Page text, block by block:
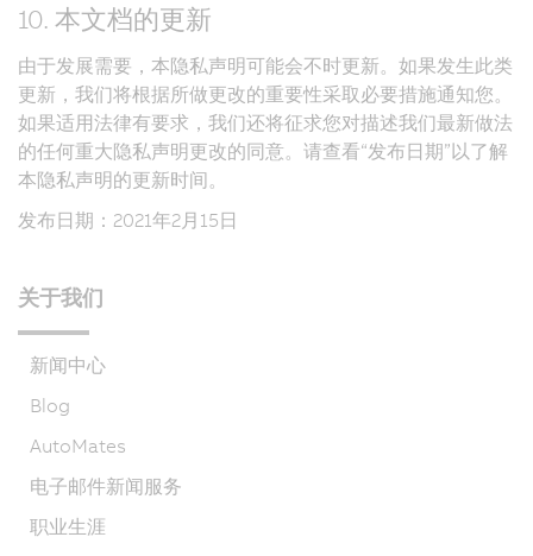
10. 本文档的更新
由于发展需要，本隐私声明可能会不时更新。如果发生此类
更新，我们将根据所做更改的重要性采取必要措施通知您。
如果适用法律有要求，我们还将征求您对描述我们最新做法
的任何重大隐私声明更改的同意。请查看“发布日期”以了解
本隐私声明的更新时间。
发布日期：2021年2月15日
关于我们
新闻中心
Blog
AutoMates
电子邮件新闻服务
职业生涯